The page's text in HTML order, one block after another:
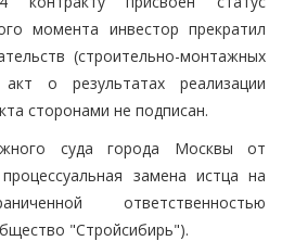
момента инвестор прекратил
(строительно-монтажных
о результатах реализации
сторонами не подписан.
суда города Москвы от
замена истца на
ответственностью
"Стройсибирь").